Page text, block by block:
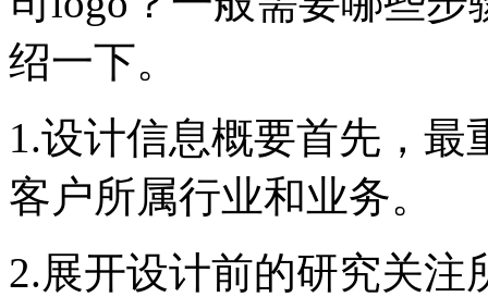
绍一下。
1.设计信息概要首先，
客户所属行业和业务。
2.展开设计前的研究关